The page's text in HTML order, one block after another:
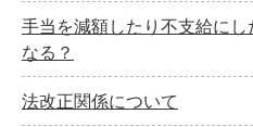
手当を減額したり不支給に
なる？
法改正関係について